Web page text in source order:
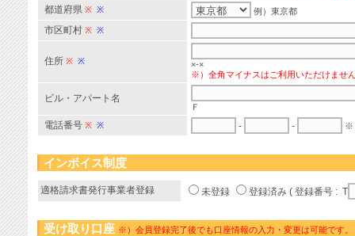
都道府県 ※ ※ 例）東京都
市区町村 ※ ※
住所 ※ ※
×-×
※）全角マイナスはご利用いただけませ
ビル・アパート名
Ｆ
電話番号 ※ ※ - - ※
インボイス制度
適格請求書発行事業者登録 未登録 登録済み ( 登録番号 : T
受け取り口座 ※）会員登録完了後でも口座情報の入力・変更は可能です。